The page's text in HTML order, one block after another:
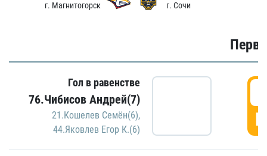
г. Магнитогорск
г. Сочи
Гол в равенстве
76.Чибисов Андрей(7)
21.Кошелев Семён(6),
44.Яковлев Егор К.(6)